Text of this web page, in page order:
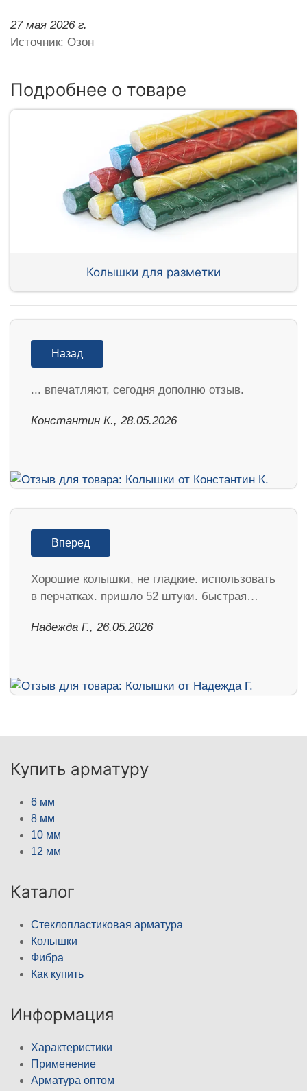
27 мая 2026 г.
Источник: Озон
Подробнее о товаре
Колышки для разметки
Назад
... впечатляют, сегодня дополню отзыв.
Константин К., 28.05.2026
Вперед
Хорошие колышки, не гладкие. использовать
в перчатках. пришло 52 штуки. быстрая…
Надежда Г., 26.05.2026
Купить арматуру
6 мм
8 мм
10 мм
12 мм
Каталог
Стеклопластиковая арматура
Колышки
Фибра
Как купить
Информация
Характеристики
Применение
Арматура оптом